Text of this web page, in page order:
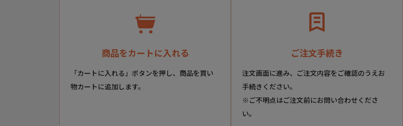
商品をカートに入れる
「カートに入れる」ボタンを押し、商品を買い
物カートに追加します。
ご注文手続き
注文画面に進み、ご注文内容をご確認のうえお
手続きください。
※ご不明点はご注文前にお問い合わせくださ
い。